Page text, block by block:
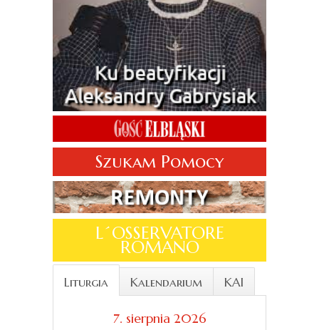
Szukam Pomocy
L´OSSERVATORE
ROMANO
Liturgia Kalendarium KAI
7. sierpnia 2026